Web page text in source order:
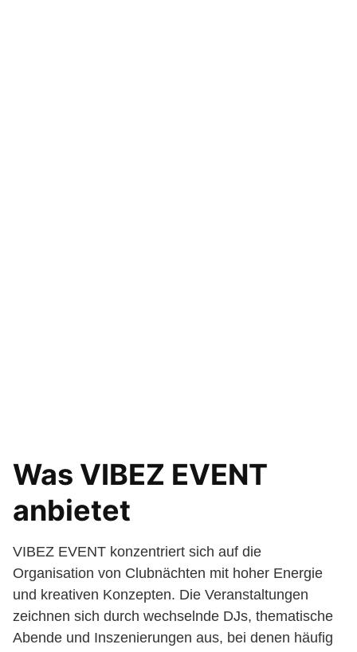
Was VIBEZ EVENT
anbietet
VIBEZ EVENT konzentriert sich auf die
Organisation von Clubnächten mit hoher Energie
und kreativen Konzepten. Die Veranstaltungen
zeichnen sich durch wechselnde DJs, thematische
Abende und Inszenierungen aus, bei denen häufig